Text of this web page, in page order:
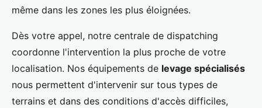
même dans les zones les plus éloignées.
Dès votre appel, notre centrale de dispatching
coordonne l'intervention la plus proche de votre
localisation. Nos équipements de levage spécialisés
nous permettent d'intervenir sur tous types de
terrains et dans des conditions d'accès difficiles,